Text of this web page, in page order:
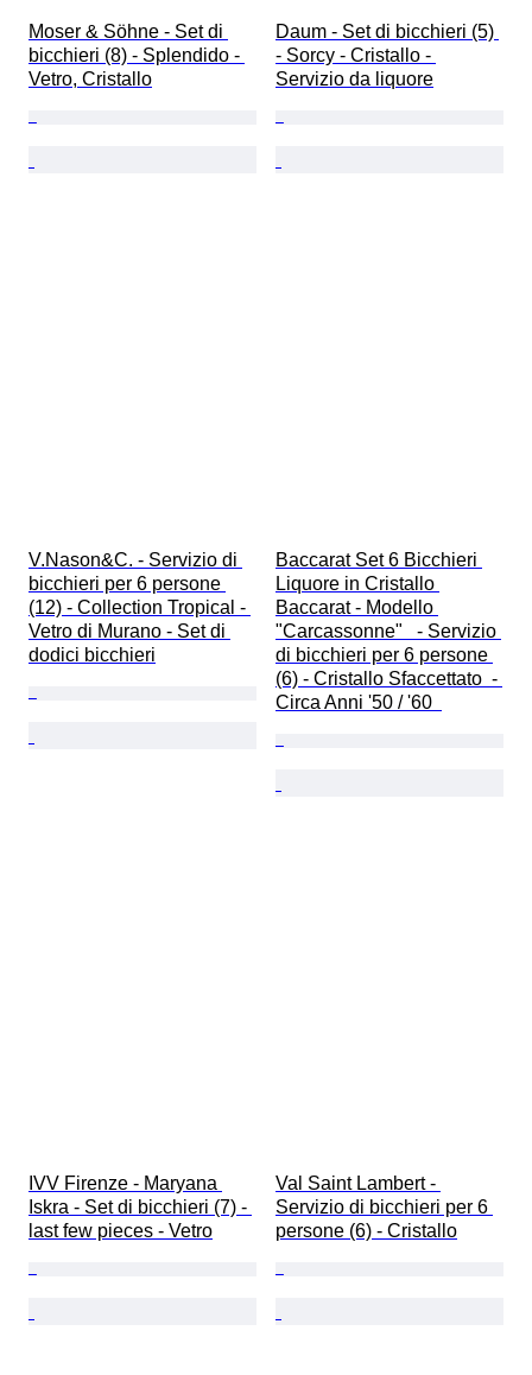
Moser & Söhne - Set di
bicchieri (8) - Splendido -
Vetro, Cristallo
Daum - Set di bicchieri (5)
- Sorcy - Cristallo -
Servizio da liquore
V.Nason&C. - Servizio di
bicchieri per 6 persone
(12) - Collection Tropical -
Vetro di Murano - Set di
dodici bicchieri
Baccarat Set 6 Bicchieri
Liquore in Cristallo
Baccarat - Modello
"Carcassonne"   - Servizio
di bicchieri per 6 persone
(6) - Cristallo Sfaccettato  -
Circa Anni '50 / '60
IVV Firenze - Maryana
Iskra - Set di bicchieri (7) -
last few pieces - Vetro
Val Saint Lambert -
Servizio di bicchieri per 6
persone (6) - Cristallo